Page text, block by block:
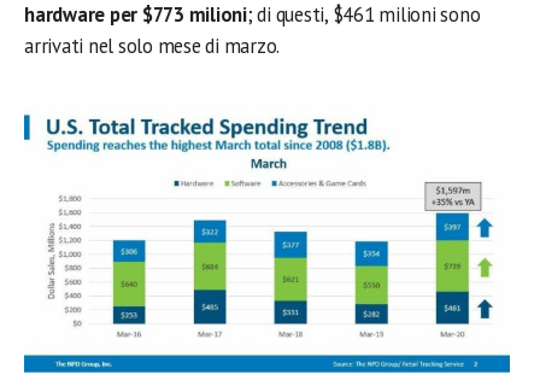
hardware per $773 milioni; di questi, $461 milioni sono
arrivati nel solo mese di marzo.